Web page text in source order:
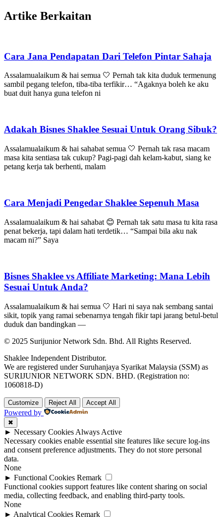
Artike Berkaitan
Cara Jana Pendapatan Dari Telefon Pintar Sahaja
Assalamualaikum & hai semua 🤍 Pernah tak kita duduk termenung
sambil pegang telefon, tiba-tiba terfikir… “Agaknya boleh ke aku
buat duit hanya guna telefon ni
Adakah Bisnes Shaklee Sesuai Untuk Orang Sibuk?
Assalamualaikum & hai sahabat semua 🤍 Pernah tak rasa macam
masa kita sentiasa tak cukup? Pagi-pagi dah kelam-kabut, siang ke
petang kerja tak berhenti, malam
Cara Menjadi Pengedar Shaklee Sepenuh Masa
Assalamualaikum & hai sahabat 😊 Pernah tak satu masa tu kita rasa
penat bekerja, tapi dalam hati terdetik… “Sampai bila aku nak
macam ni?” Saya
Bisnes Shaklee vs Affiliate Marketing: Mana Lebih
Sesuai Untuk Anda?
Assalamualaikum & hai semua 🤍 Hari ni saya nak sembang santai
sikit, topik yang ramai sebenarnya tengah fikir tapi jarang betul-betul
duduk dan bandingkan —
© 2025 Surijunior Network Sdn. Bhd. All Rights Reserved.
Shaklee Independent Distributor.
We are registered under Suruhanjaya Syarikat Malaysia (SSM) as
SURIJUNIOR NETWORK SDN. BHD. (Registration no:
1060818-D)
Customize Reject All Accept All
Powered by
✖
► Necessary Cookies Always Active
Necessary cookies enable essential site features like secure log-ins
and consent preference adjustments. They do not store personal
data.
None
► Functional Cookies Remark
Functional cookies support features like content sharing on social
media, collecting feedback, and enabling third-party tools.
None
► Analytical Cookies Remark